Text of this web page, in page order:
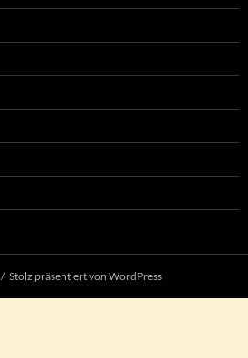
Stolz präsentiert von WordPress